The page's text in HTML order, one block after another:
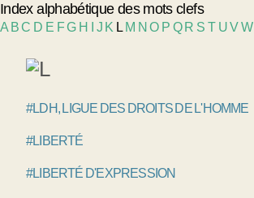
Index alphabétique des mots clefs
A BC D E FG H J K L M NO P Q R S T UVW
#LDH, LIGUE DES DROITS DE L'HOMME
#LIBERTÉ
#LIBERTÉ D'EXPRESSION